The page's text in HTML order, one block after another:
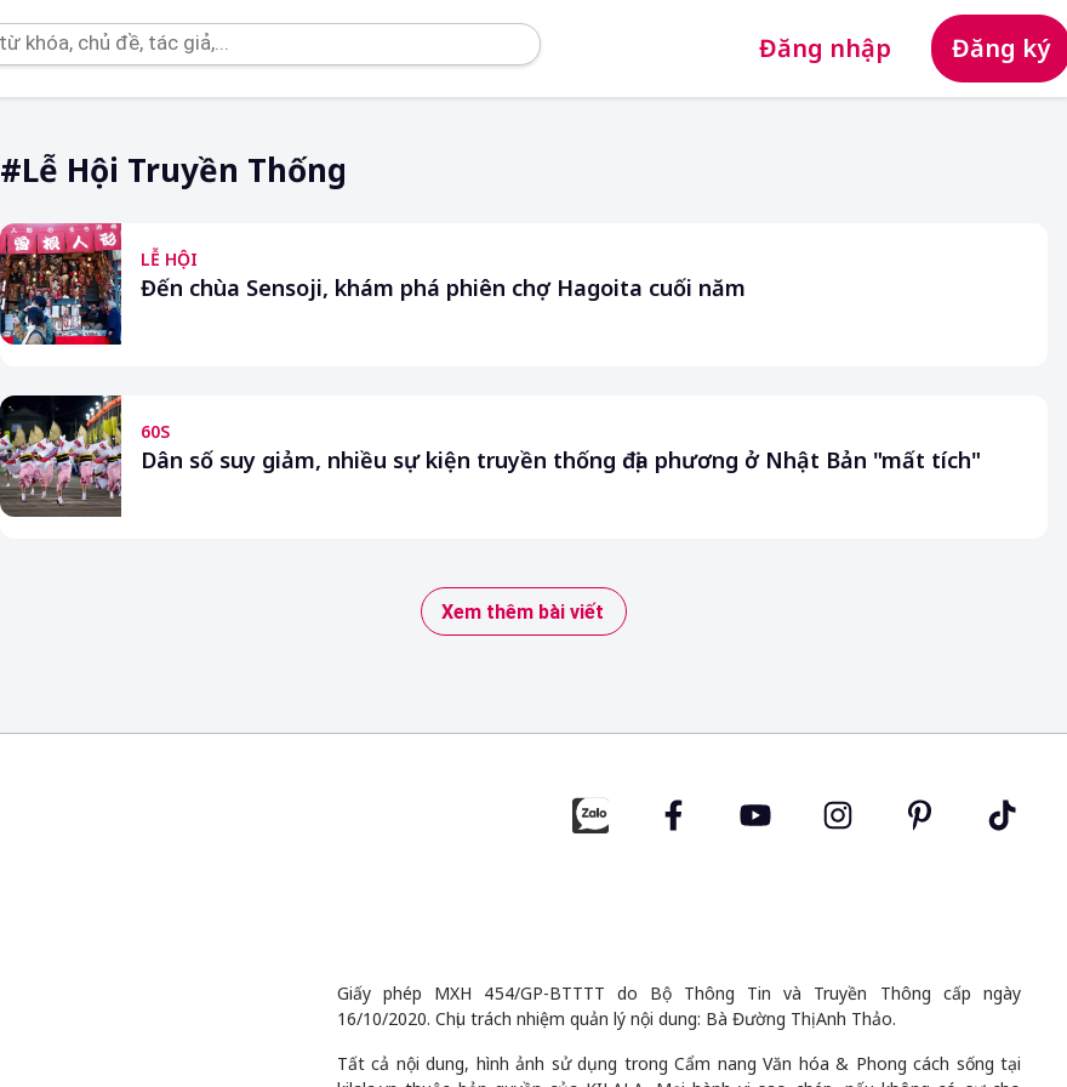
Đăng nhập Đăng ký
#lễ Hội Truyền Thống
LỄ HỘI
Đến chùa Sensoji, khám phá phiên chợ Hagoita cuối năm
60S
Dân số suy giảm, nhiều sự kiện truyền thống địa phương ở Nhật Bản "mất tích"
Xem thêm bài viết
Giấy phép MXH 454/GP-BTTTT do Bộ Thông Tin và Truyền Thông cấp ngày
16/10/2020. Chịu trách nhiệm quản lý nội dung: Bà Đường Thị Anh Thảo.
Tất cả nội dung, hình ảnh sử dụng trong Cẩm nang Văn hóa & Phong cách sống tại